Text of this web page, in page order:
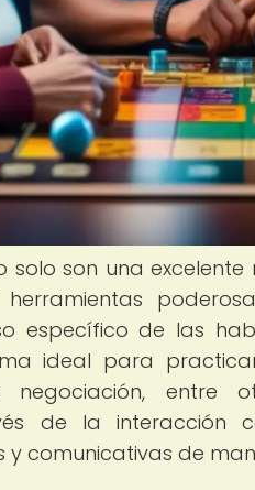
solo son una
específico de las
ideal para
entre
de la interacción
y comunicativas de